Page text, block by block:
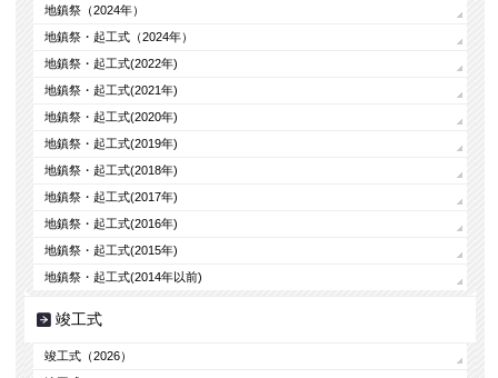
地鎮祭（2024年）
地鎮祭・起工式（2024年）
地鎮祭・起工式(2022年)
地鎮祭・起工式(2021年)
地鎮祭・起工式(2020年)
地鎮祭・起工式(2019年)
地鎮祭・起工式(2018年)
地鎮祭・起工式(2017年)
地鎮祭・起工式(2016年)
地鎮祭・起工式(2015年)
地鎮祭・起工式(2014年以前)
竣工式
竣工式（2026）